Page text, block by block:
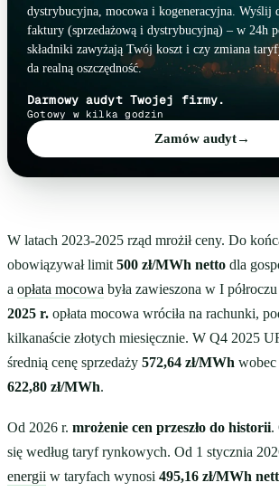
dystrybucyjna, mocowa i kogeneracyjna. Wyślij
faktury (sprzedażową i dystrybucyjną) – w 24h
składniki zawyżają Twój koszt i czy zmiana
da realną oszczędność.
Zamów audyt→
Darmowy audyt Twojej firmy.
Gotowy w kilka godzin
W latach 2023-2025 rząd mrożił ceny. Do
obowiązywał limit 500 zł/MWh netto dla
a opłata mocowa była zawieszona w I
2025 r. opłata mocowa wróciła na rachunki,
kilkanaście złotych miesięcznie. W Q4 2025
średnią cenę sprzedaży 572,64 zł/MWh wobec
622,80 zł/MWh.
Od 2026 r. mrożenie cen przeszło do historii.
się według taryf rynkowych. Od 1 stycznia
energii w taryfach wynosi 495,16 zł/MWh